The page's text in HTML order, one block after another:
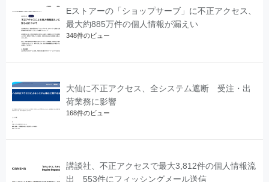
Eストアーの「ショップサーブ」に不正アクセス、
最大約885万件の個人情報が漏えい
348件のビュー
大仙に不正アクセス、全システム遮断 受注・出
荷業務に影響
168件のビュー
講談社、不正アクセスで最大3,812件の個人情報流
出 553件にフィッシングメール送信